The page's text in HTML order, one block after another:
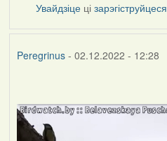
Увайдзіце цізарэгіструйцеся
Peregrinus- 02.12.2022 - 12:28